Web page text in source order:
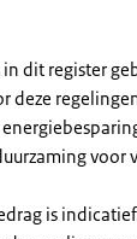
dit register
deze
voor
is